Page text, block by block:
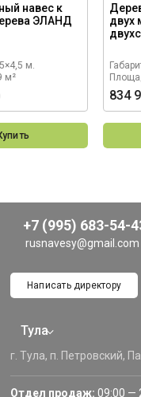
навес к
ЭЛАНД
м.
м²
834
+7 (995) 683-54-
rusnavesy@gmail.com
Написать директору
Тула
г. Тула, п. Петровский,
Отдел продаж: 09:00 —